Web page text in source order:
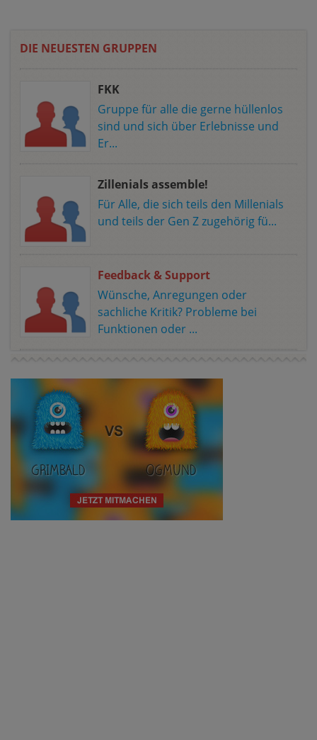
DIE NEUESTEN GRUPPEN
FKK
Gruppe für alle die gerne hüllenlos
sind und sich über Erlebnisse und
Er...
Zillenials assemble!
Für Alle, die sich teils den Millenials
und teils der Gen Z zugehörig fü...
Feedback & Support
Wünsche, Anregungen oder
sachliche Kritik? Probleme bei
Funktionen oder ...